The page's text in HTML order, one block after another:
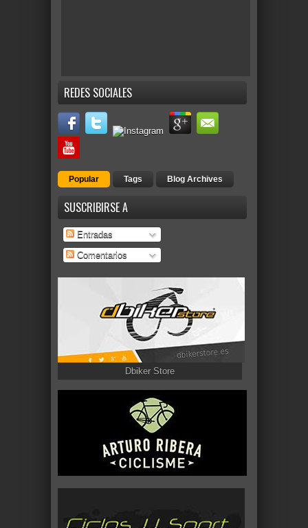
REDES SOCIALES
Popular Tags Blog Archives
SUSCRIBIRSE A
Entradas
Comentarios
Dbiker Store